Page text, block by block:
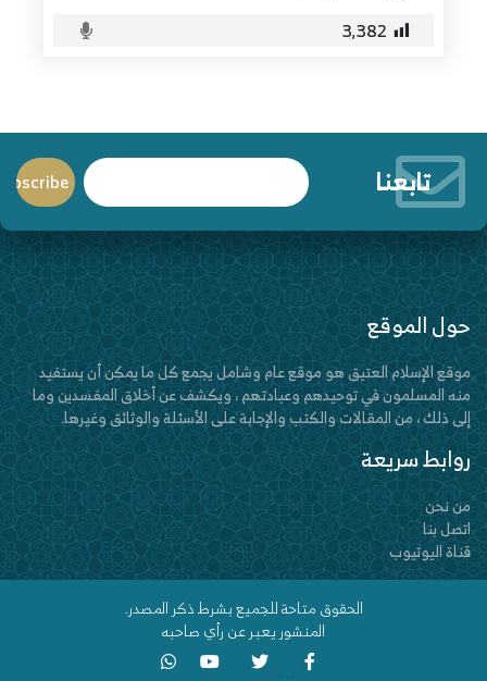
3٬382
تابعنا
حول الموقع
موقع الإسلام العتيق هو موقع عام وشامل يجمع كل ما يمكن أن يستفيد
منه المسلمون في توحيدهم وعبادتهم ، ويكشف عن أخلاق المفسدين وما
إلى ذلك ، من المقالات والكتب والإجابة على الأسئلة والوثائق وغيرها.
روابط سريعة
من نحن
اتصل بنا
قناة اليوتيوب
الحقوق متاحة للجميع بشرط ذكر المصدر.
المنشور يعبر عن رأي صاحبه